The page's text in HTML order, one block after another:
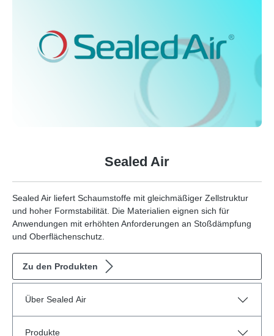
Sealed Air
Sealed Air liefert Schaumstoffe mit gleichmäßiger Zellstruktur
und hoher Formstabilität. Die Materialien eignen sich für
Anwendungen mit erhöhten Anforderungen an Stoßdämpfung
und Oberflächenschutz.
Zu den Produkten
Über Sealed Air
Produkte